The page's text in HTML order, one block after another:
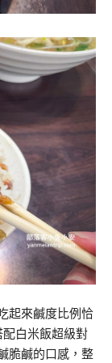
起來鹹度比例恰
白米飯超級對
脆鹹的口感，整